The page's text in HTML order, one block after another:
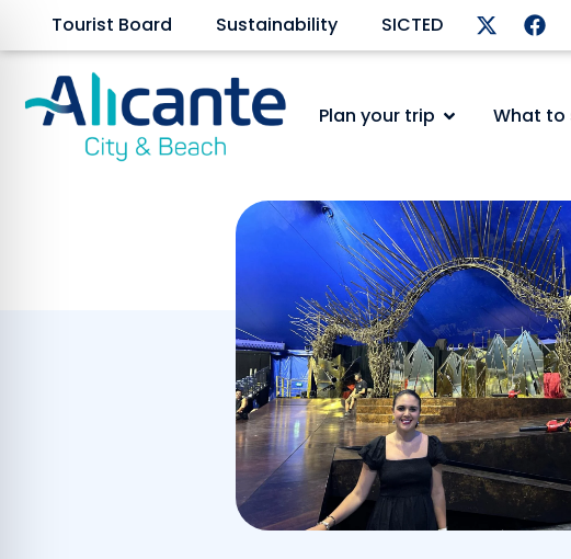
Tourist Board Sustainability SICTED
Plan your trip What to
Arranca el
July 17, 2024